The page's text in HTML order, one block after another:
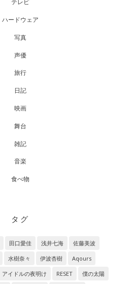
テレビ
ハードウェア
写真
声優
旅行
日記
映画
舞台
雑記
音楽
食べ物
タグ
田口愛佳 浅井七海
佐藤美波
水樹奈々 伊波杏樹
Aqours
アイドルの夜明け RESET
僕の太陽